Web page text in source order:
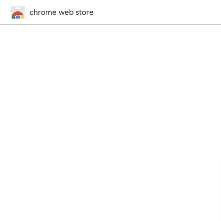
chrome web store